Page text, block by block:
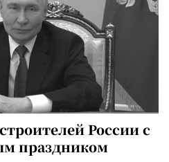
России с
праздником